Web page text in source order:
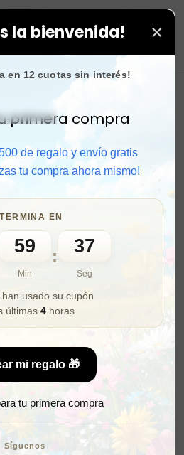
la bienvenida! ×
en 12 cuotas sin interés!
sonido
primera compra
de regalo y envío gratis
tu compra ahora mismo!
EN
59
Min
:
35
Seg
usado su cupón
últimas 4horas
mi regalo 🎁
tu primera compra
Síguenos
y aprovecha. 💙 +50.000